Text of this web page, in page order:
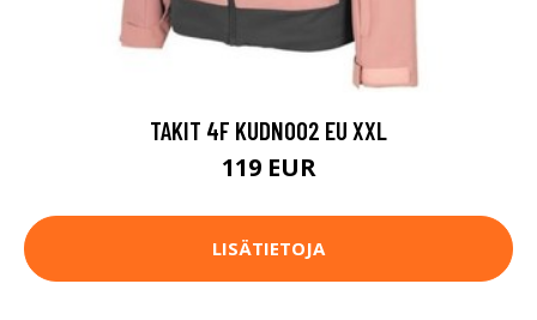
TAKIT 4F KUDN002 EU XXL
119 EUR
LISÄTIETOJA